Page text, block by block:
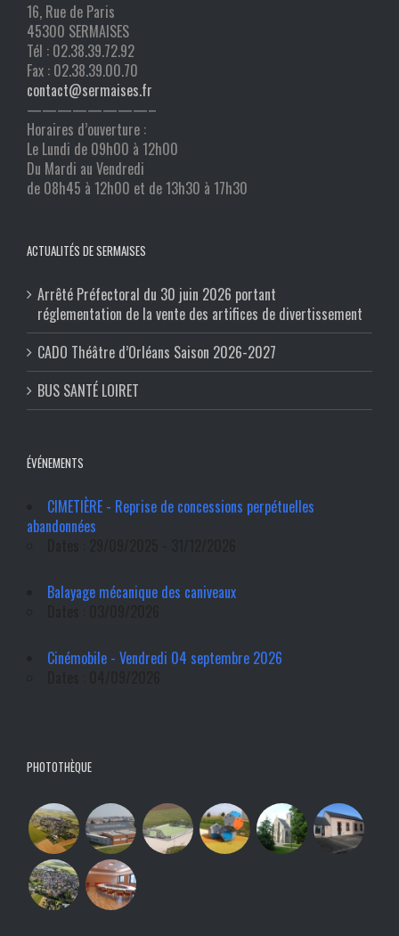
16, Rue de Paris
45300 SERMAISES
Tél : 02.38.39.72.92
Fax : 02.38.39.00.70
contact@sermaises.fr
————————–
Horaires d’ouverture :
Le Lundi de 09h00 à 12h00
Du Mardi au Vendredi
de 08h45 à 12h00 et de 13h30 à 17h30
ACTUALITÉS DE SERMAISES
Arrêté Préfectoral du 30 juin 2026 portant
réglementation de la vente des artifices de divertissement
CADO Théâtre d’Orléans Saison 2026-2027
BUS SANTÉ LOIRET
ÉVÉNEMENTS
CIMETIÈRE - Reprise de concessions perpétuelles
abandonnées
Balayage mécanique des caniveaux
Cinémobile - Vendredi 04 septembre 2026
PHOTOTHÈQUE